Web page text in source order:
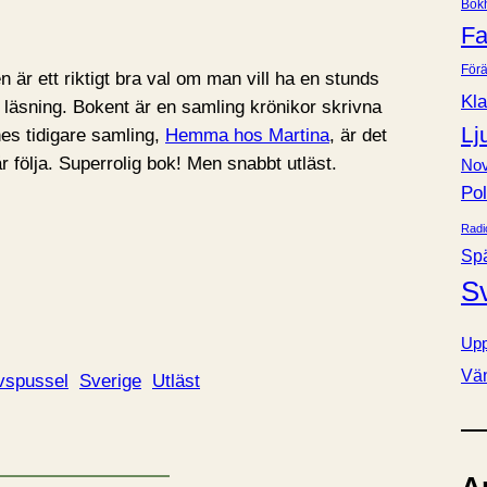
är ett riktigt bra val om man vill ha en stunds
Bokent är en samling krönikor skrivna
tidigare samling, Hemma hos Martina, är det
följa. Superrolig bok! Men snabbt utläst.
Sverige Utläst
e
r